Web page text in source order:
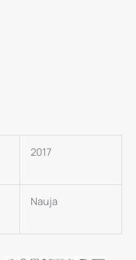
2017
Nauja